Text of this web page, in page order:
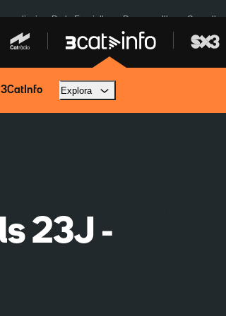
eclipsi De la Espriella Dos anys Illa
3CatInfo Explora
23J -